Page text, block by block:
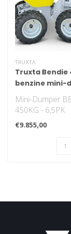
TRUXTA
Truxta Bendie
benzine mini-
Mini-Dumper
450KG - 6,5PK
Kunststof
03413
€9.855,00